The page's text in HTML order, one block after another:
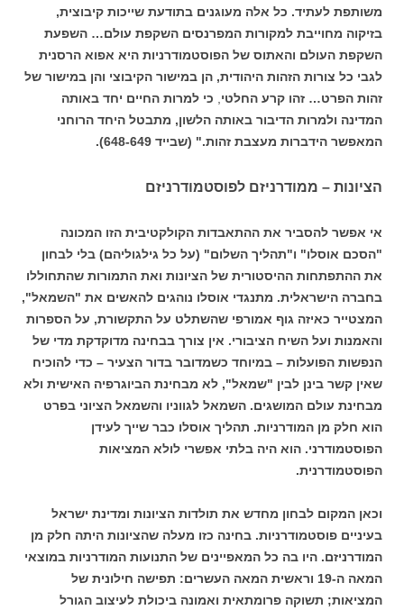
משותפת לעתיד. כל אלה מעוגנים בתודעת שייכות קיבוצית,
בזיקוה מחוייבת למקורות המפרנסים השקפת עולם… השפעת
השקפת העולם והאתוס של הפוסטמודרניות היא אפוא הרסנית
לגבי כל צורות הזהות היהודית, הן במישור הקיבוצי והן במישור של
זהות הפרט… זהו קרע החלטי
כי למרות החיים יחד באותה
המדינה ולמרות הדיבור באותה הלשון, מתבטל היחד הרוחני
המאפשר הידברות מעצבת זהות." (שבייד 648-649).
הציונות – ממודרניזם לפוסטמודרניזם
אי אפשר להסביר את ההתאבדות הקולקטיבית הזו המכונה
"הסכם אוסלו" ו"תהליך השלום" (על כל גילגוליהם) בלי לבחון
את ההתפתחות ההיסטורית של הציונות ואת התמורות שהתחוללו
בחברה הישראלית. מתנגדי אוסלו נוהגים להאשים את "השמאל",
המצטייר כאיזה גוף אמורפי שהשתלט על התקשורת, על הספרות
והאמנות ועל השיח הציבורי. אין צורך בבחינה מדוקדקת מדי של
הנפשות הפועלות – במיוחד כשמדובר בדור הצעיר – כדי להוכיח
שאין קשר בינן לבין "שמאל", לא מבחינת הביוגרפיה האישית ולא
מבחינת עולם המושגים. השמאל לגווניו והשמאל הציוני בפרט
הוא חלק מן המודרניות. תהליך אוסלו כבר שייך לעידן
הפוסטמודרני. הוא היה בלתי אפשרי לולא המציאות
הפוסטמודרנית.
וכאן המקום לבחון מחדש את תולדות הציונות ומדינת ישראל
בעיניים פוסטמודרניות. בחינה כזו מעלה שהציונות היתה חלק מן
המודרניזם. היו בה כל המאפיינים של התנועות המודרניות במוצאי
המאה ה-19 וראשית המאה העשרים: תפישה חילונית של
המציאות; תשוקה פרומתאית ואמונה ביכולת לעיצוב הגורל